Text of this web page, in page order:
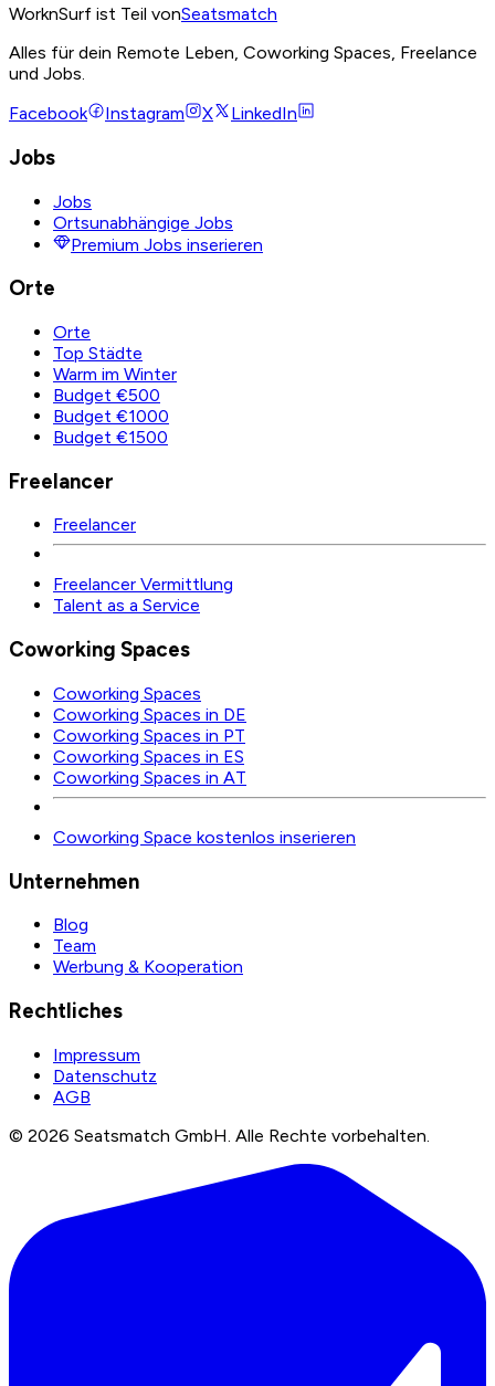
WorknSurf ist Teil vonSeatsmatch
Alles für dein Remote Leben, Coworking Spaces, Freelance
und Jobs.
Facebook
Instagram X LinkedIn
Jobs
Jobs
Ortsunabhängige Jobs
Premium Jobs inserieren
Orte
Orte
Top Städte
Warm im Winter
Budget €500
Budget €1000
Budget €1500
Freelancer
Freelancer
Freelancer Vermittlung
Talent as a Service
Coworking Spaces
Coworking Spaces
Coworking Spaces in DE
Coworking Spaces in PT
Coworking Spaces in ES
Coworking Spaces in AT
Coworking Space kostenlos inserieren
Unternehmen
Blog
Team
Werbung & Kooperation
Rechtliches
Impressum
Datenschutz
AGB
© 2026 Seatsmatch GmbH. Alle Rechte vorbehalten.